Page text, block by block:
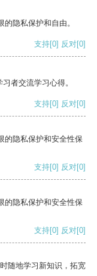
隐私保护和自由。
支持[0] 反对[0]
者交流学习心得。
支持[0] 反对[0]
的隐私保护和安全性保
支持[0] 反对[0]
的隐私保护和安全性保
支持[0] 反对[0]
随地学习新知识，拓宽